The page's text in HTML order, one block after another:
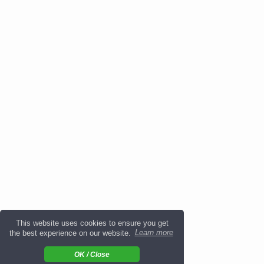
This website uses cookies to ensure you get
the best experience on our website.
Learn more
OK / Close